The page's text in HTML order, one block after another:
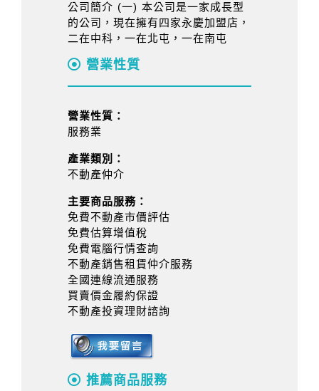
公司簡介 (一) 本公司是一家成長型
的公司，現在擁有四家永慶加盟店，
二在中科，一在北屯，一在南屯
營業性質
營業性質：
服務業
產業類別：
不動產仲介
主要商品服務：
免費不動產市價評估
免費估算增值稅
免費電腦行情查詢
不動產銷售租賃仲介服務
全國連線流通服務
買賣價金履約保證
不動產投資理財諮詢
推薦商品服務